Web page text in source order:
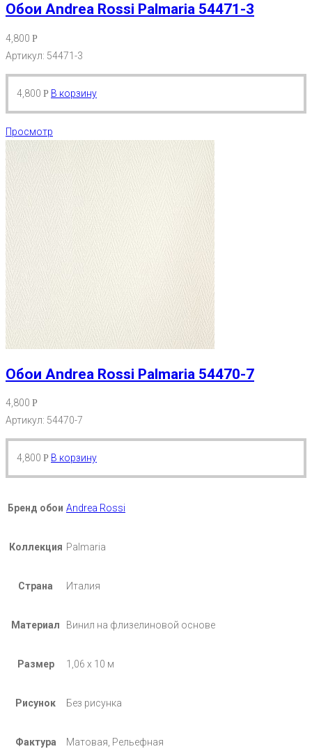
Обои Andrea Rossi Palmaria 54471-3
4,800 Р
Артикул: 54471-3
4,800 Р В корзину
Просмотр
Обои Andrea Rossi Palmaria 54470-7
4,800 Р
Артикул: 54470-7
4,800 Р В корзину
Бренд обои Andrea Rossi
Коллекция Palmaria
Страна Италия
Материал Винил на флизелиновой основе
Размер 1,06 х 10 м
Рисунок Без рисунка
Фактура Матовая, Рельефная